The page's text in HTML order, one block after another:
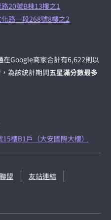
20號B棟13樓之1
路一段268號8樓之2
Google商家合計有6,622則以
為該統計期間五星滿分數最多
樓B1戶（大安國際大樓）
盟
友站連結